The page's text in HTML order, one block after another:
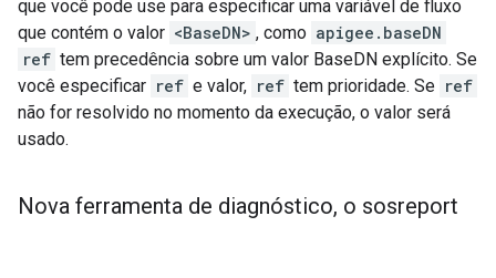
que você pode use para especificar uma variável de fluxo
que contém o valor <BaseDN> , como apigee.baseDN
ref tem precedência sobre um valor BaseDN explícito. Se
você especificar ref e valor, ref tem prioridade. Se ref
não for resolvido no momento da execução, o valor será
usado.
Nova ferramenta de diagnóstico, o sosreport